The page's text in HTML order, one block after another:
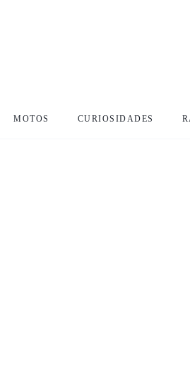
MOTOS CURIOSIDADES